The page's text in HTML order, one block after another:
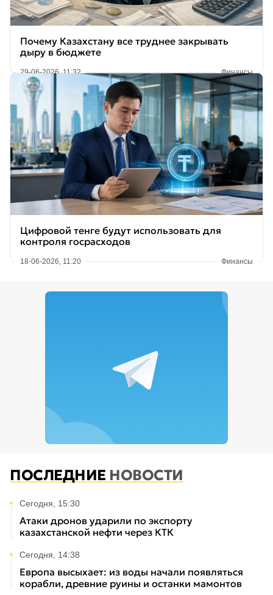
Почему Казахстану все труднее закрывать
дыру в бюджете
29-06-2026, 11:32 Финансы
Цифровой тенге будут использовать для
контроля госрасходов
18-06-2026, 11:20 Финансы
ПОСЛЕДНИЕ НОВОСТИ
Сегодня, 15:30
Атаки дронов ударили по экспорту
казахстанской нефти через КТК
Сегодня, 14:38
Европа высыхает: из воды начали появляться
корабли, древние руины и останки мамонтов